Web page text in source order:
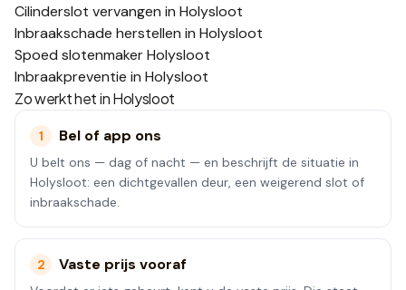
Cilinderslot vervangen in Holysloot
Inbraakschade herstellen in Holysloot
Spoed slotenmaker Holysloot
Inbraakpreventie in Holysloot
Zo werkt het inHolysloot
1 Bel of app ons
U belt ons — dag of nacht — en beschrijft de situatie in
Holysloot: een dichtgevallen deur, een weigerend slot of
inbraakschade.
2 Vaste prijs vooraf